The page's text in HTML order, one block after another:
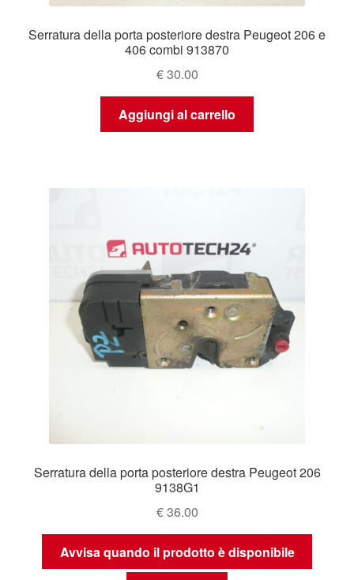
Serratura della porta posteriore destra Peugeot 206 e
406 combi 913870
€30.00
Aggiungi al carrello
Serratura della porta posteriore destra Peugeot 206
9138G1
€36.00
Avvisa quando il prodotto è disponibile